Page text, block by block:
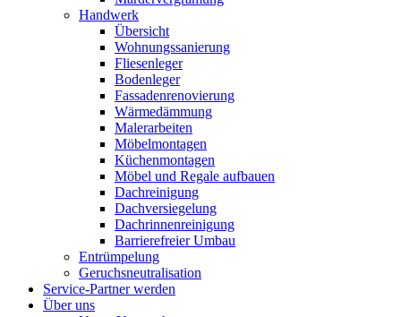
Handwerk
Übersicht
Wohnungssanierung
Fliesenleger
Bodenleger
Fassadenrenovierung
Wärmedämmung
Malerarbeiten
Möbelmontagen
Küchenmontagen
Möbel und Regale aufbauen
Dachreinigung
Dachversiegelung
Dachrinnenreinigung
Barrierefreier Umbau
Entrümpelung
Geruchsneutralisation
Service-Partner werden
Über uns